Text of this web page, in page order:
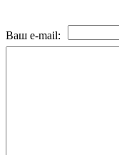
Ваш e-mail: